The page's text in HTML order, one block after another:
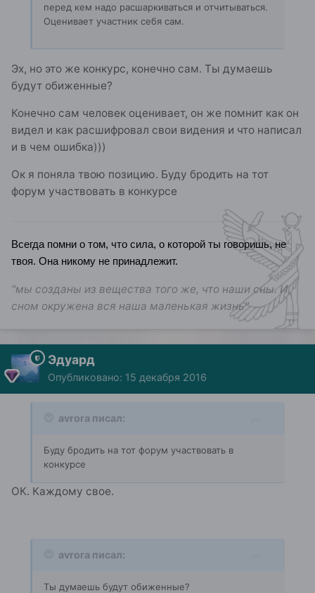
перед кем надо расшаркиваться и отчитываться.
Оценивает участник себя сам.
Эх, но это же конкурс, конечно сам. Ты думаешь
будут обиженные?
Конечно сам человек оценивает, он же помнит как он
видел и как расшифровал свои видения и что написал
и в чем ошибка)))
Ок я поняла твою позицию. Буду бродить на тот
форум участвовать в конкурсе
Всегда помни о том, что сила, о которой ты говоришь, не
твоя. Она никому не принадлежит.
"мы созданы из вещества того же, что наши сны. И
сном окружена вся наша маленькая жизнь"
Эдуард
Опубликовано: 15 декабря 2016
avrora писал:
Буду бродить на тот форум участвовать в
конкурсе
ОК. Каждому свое.
avrora писал:
Ты думаешь будут обиженные?